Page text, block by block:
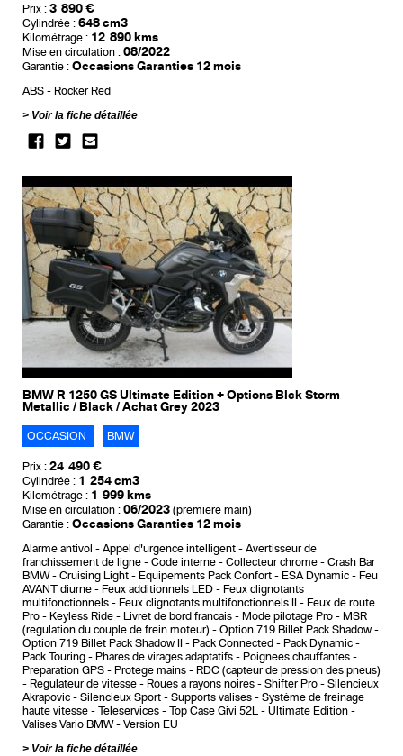
Prix : 3 890 €
Cylindrée : 648 cm3
Kilométrage : 12 890 kms
Mise en circulation : 08/2022
Garantie : Occasions Garanties 12 mois
ABS
Rocker Red
Voir la fiche détaillée
BMW R 1250 GS Ultimate Edition + Options Blck Storm
Metallic / Black / Achat Grey 2023
OCCASION BMW
Prix : 24 490 €
Cylindrée : 1 254 cm3
Kilométrage : 1 999 kms
Mise en circulation : 06/2023 (première main)
Garantie : Occasions Garanties 12 mois
Alarme antivol Appel d'urgence intelligent
Avertisseur de
franchissement de ligne
Code interne Collecteur chrome
Crash Bar
BMW
Cruising Light Equipements Pack Confort ESA Dynamic
Feu
AVANT diurne
Feux additionnels LED
Feux clignotants
multifonctionnels
Feux clignotants multifonctionnels II
Feux de route
Pro
Keyless Ride Livret de bord francais Mode pilotage Pro
MSR
(regulation du couple de frein moteur)
Option 719 Billet Pack Shadow
Option 719 Billet Pack Shadow II
Pack Connected
Pack Dynamic
Pack Touring
Phares de virages adaptatifs
Poignees chauffantes
Preparation GPS
Protege mains
RDC (capteur de pression des pneus)
Regulateur de vitesse
Roues a rayons noires Shifter Pro
Silencieux
Akrapovic
Silencieux Sport Supports valises
Système de freinage
haute vitesse
Teleservices Top Case Givi 52L
Ultimate Edition
Valises Vario BMW
Version EU
Voir la fiche détaillée